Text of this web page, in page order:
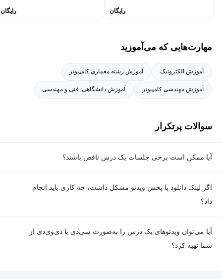
رایگان رایگان
مهارت‌هایی که می‌آموزید
آموزش الکترونیک آموزش رشته معماری کامپیوتر
آموزش مهندسی کامپیوتر آموزش دانشگاهی: فنی و مهندسی
سوالات پرتکرار
آیا ممکن است برخی جلسات یک درس ناقص باشند؟
اگر لینک دانلود یا پخش ویدئو مشکل داشت، چه کاری باید انجام
داد؟
آیا می‌توان ویدئوهای یک درس را به‌صورت سی‌دی یا دی‌وی‌دی از
شما تهیه کرد؟